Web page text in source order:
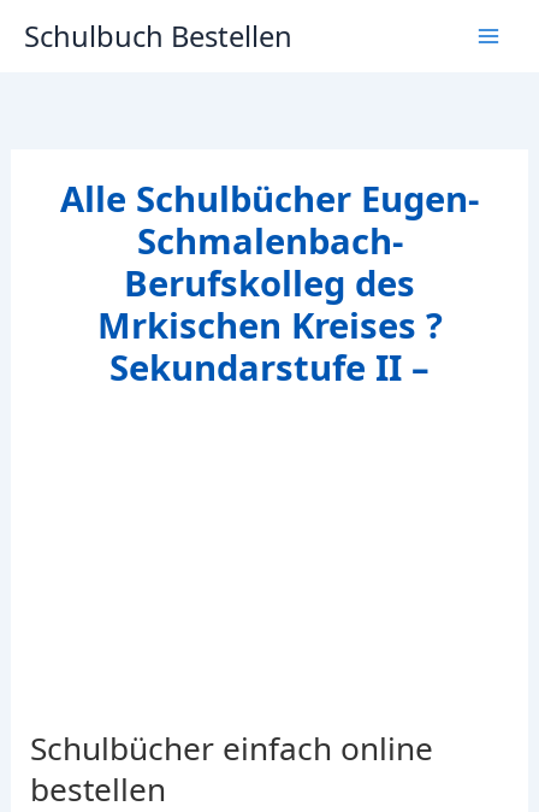
InhaltSchulbuch Bestellen
Alle Schulbücher Eugen-
Schmalenbach-
Berufskolleg des
Mrkischen Kreises ?
Sekundarstufe II –
Schulbücher einfach online
bestellen